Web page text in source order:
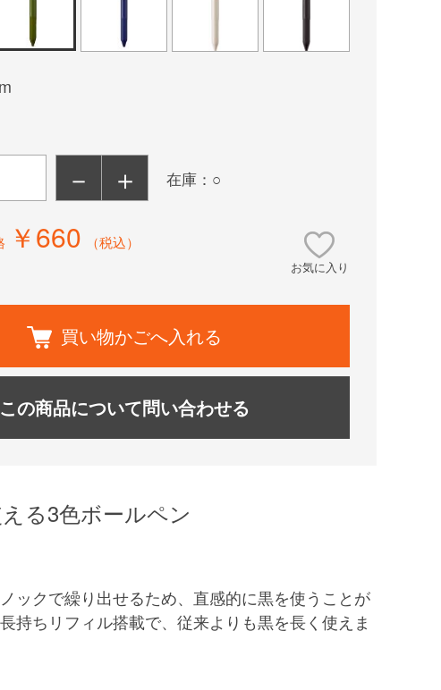
－ ＋ 在庫：○
￥660 （税込）
お気に入り
買い物かごへ入れる
この商品について問い合わせる
る3色ボールペン
ックで繰り出せるため、直感的に黒を使うことが
持ちリフィル搭載で、従来よりも黒を長く使えま